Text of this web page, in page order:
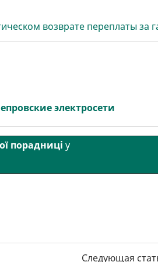
возврате переплаты за
электросети
порадниці у
Следующая